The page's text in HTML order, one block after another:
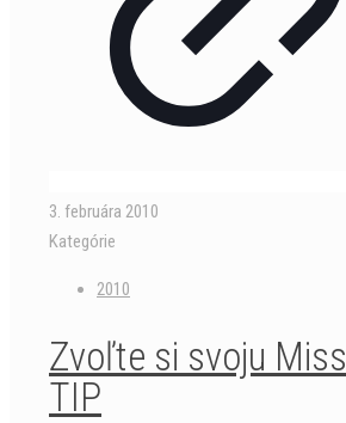
3. februára 2010
Kategórie
2010
Zvoľte si svoju Miss
TIP